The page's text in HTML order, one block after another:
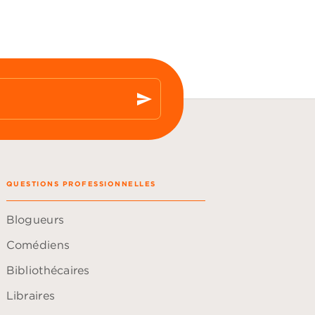
send
QUESTIONS PROFESSIONNELLES
Blogueurs
Comédiens
Bibliothécaires
Libraires